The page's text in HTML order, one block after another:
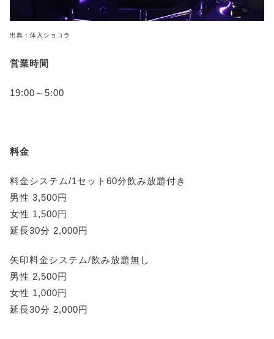
出典：体入ショコラ
営業時間
19:00～5:00
料金
料金システム/1セット60分飲み放題付き
男性 3,500円
女性 1,500円
延長30分 2,000円
矢印料金システム/飲み放題無し
男性 2,500円
女性 1,000円
延長30分 2,000円